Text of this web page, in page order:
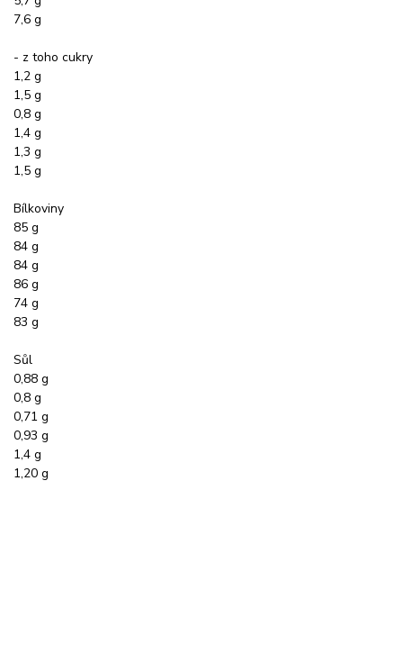
7,6 g
- z toho cukry
1,2 g
1,5 g
0,8 g
1,4 g
1,3 g
1,5 g
Bílkoviny
85 g
84 g
84 g
86 g
74 g
83 g
Sůl
0,88 g
0,8 g
0,71 g
0,93 g
1,4 g
1,20 g